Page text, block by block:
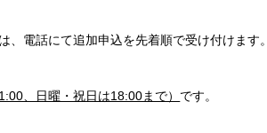
電話にて追加申込を先着順で受け付けます。
、日曜・祝日は18:00まで） です。